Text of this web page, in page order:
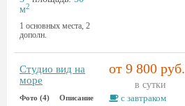
м2
1 основных места, 2
дополн.
Студио вид на
море
Фото (4) Описание
от 9 800 руб.
в сутки
с завтраком